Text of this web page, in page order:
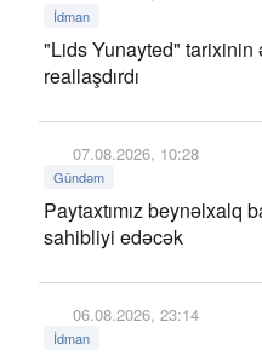
İdman
"Lids Yunayted" tarixinin
reallaşdırdı
07.08.2026, 10:28
Gündəm
Paytaxtımız beynəlxalq
sahibliyi edəcək
06.08.2026, 23:14
İdman